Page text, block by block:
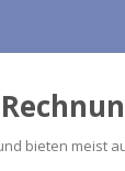
bieten meist